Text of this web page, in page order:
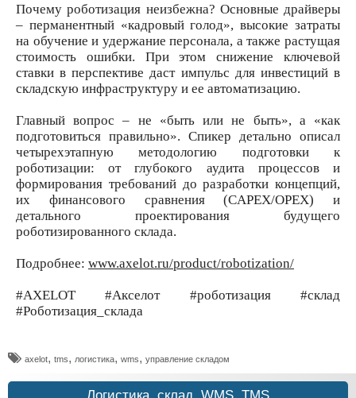
Почему роботизация неизбежна? Основные драйверы
– перманентный «кадровый голод», высокие затраты
на обучение и удержание персонала, а также растущая
стоимость ошибки. При этом снижение ключевой
ставки в перспективе даст импульс для инвестиций в
складскую инфраструктуру и ее автоматизацию.
Главный вопрос – не «быть или не быть», а «как
подготовиться правильно». Спикер детально описал
четырехэтапную методологию подготовки к
роботизации: от глубокого аудита процессов и
формирования требований до разработки концепций,
их финансового сравнения (CAPEX/OPEX) и
детального проектирования будущего
роботизированного склада.
Подробнее: www.axelot.ru/product/robotization/
#AXELOT #Акселот #роботизация #склад
#Роботизация_склада
axelot, tms, логистика, wms, управление складом